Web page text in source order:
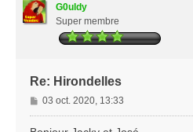
G0uldy
Super membre
Re: Hirondelles
M
e
03 oct. 2020, 13:33